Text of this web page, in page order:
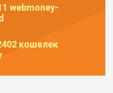
webmoney-
кошелек